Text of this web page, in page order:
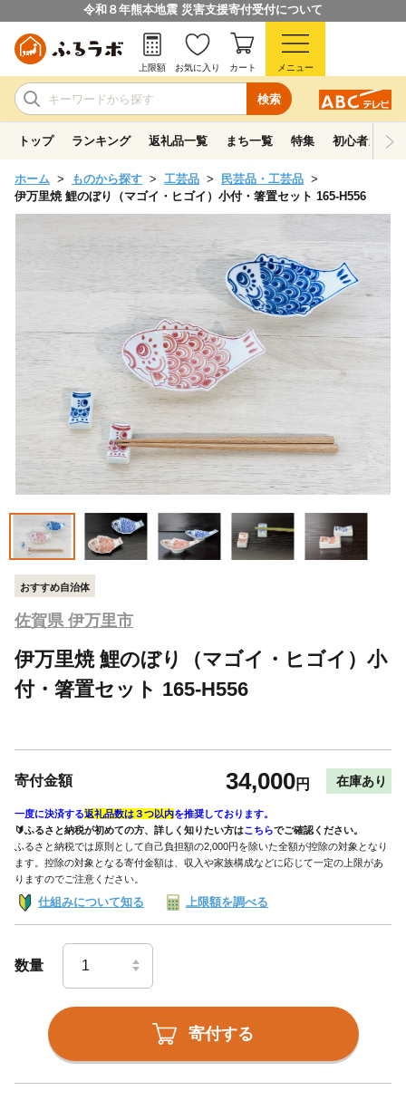
令和８年熊本地震 災害支援寄付受付について
検索
上限額 お気に入り カート メニュー
トップ ランキング 返礼品一覧 まち一覧 特集 初心者ガイド
ホーム ものから探す 工芸品
民芸品・工芸品
伊万里焼 鯉のぼり（マゴイ・ヒゴイ）小付・箸置セット 165-H556
おすすめ自治体
佐賀県 伊万里市
伊万里焼 鯉のぼり（マゴイ・ヒゴイ）小
付・箸置セット 165-H556
寄付金額 34,000円 在庫あり
一度に決済する返礼品数は３つ以内を推奨しております。
🔰ふるさと納税が初めての方、詳しく知りたい方はこちらでご確認ください。
ふるさと納税では原則として自己負担額の2,000円を除いた全額が控除の対象となり
ます。控除の対象となる寄付金額は、収入や家族構成などに応じて一定の上限があ
りますのでご注意ください。
仕組みについて知る 上限額を調べる
数量
寄付する